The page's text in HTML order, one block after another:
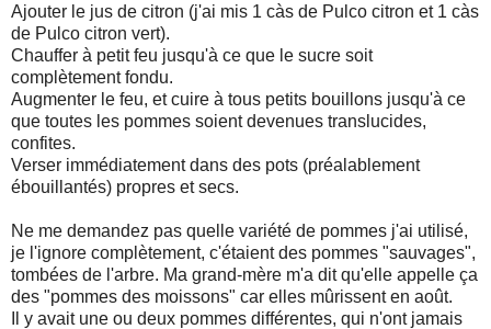
Ajouter le jus de citron (j'ai mis 1 càs de Pulco citron et 1 càs
de Pulco citron vert).
Chauffer à petit feu jusqu'à ce que le sucre soit
complètement fondu.
Augmenter le feu, et cuire à tous petits bouillons jusqu'à ce
que toutes les pommes soient devenues translucides,
confites.
Verser immédiatement dans des pots (préalablement
ébouillantés) propres et secs.
Ne me demandez pas quelle variété de pommes j'ai utilisé,
je l'ignore complètement, c'étaient des pommes "sauvages",
tombées de l'arbre. Ma grand-mère m'a dit qu'elle appelle ça
des "pommes des moissons" car elles mûrissent en août.
Il y avait une ou deux pommes différentes, qui n'ont jamais